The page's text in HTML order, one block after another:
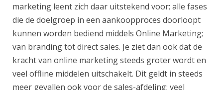
marketing leent zich daar uitstekend voor; alle fases
die de doelgroep in een aankoopproces doorloopt
kunnen worden bediend middels Online Marketing;
van branding tot direct sales. Je ziet dan ook dat de
kracht van online marketing steeds groter wordt en
veel offline middelen uitschakelt. Dit geldt in steeds
meer gevallen ook voor de sales-afdeling; veel